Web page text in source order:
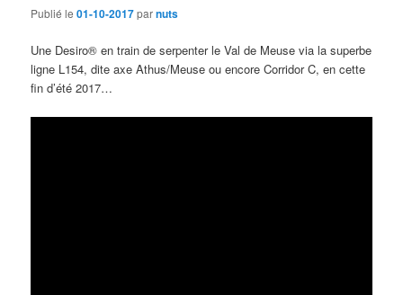
Publié le01-10-2017parnuts
Une Desiro® en train de serpenter le Val de Meuse via la superbe
ligne L154, dite axe Athus/Meuse ou encore Corridor C, en cette
fin d’été 2017…